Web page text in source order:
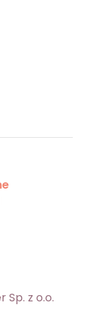
Sp. z o.o.